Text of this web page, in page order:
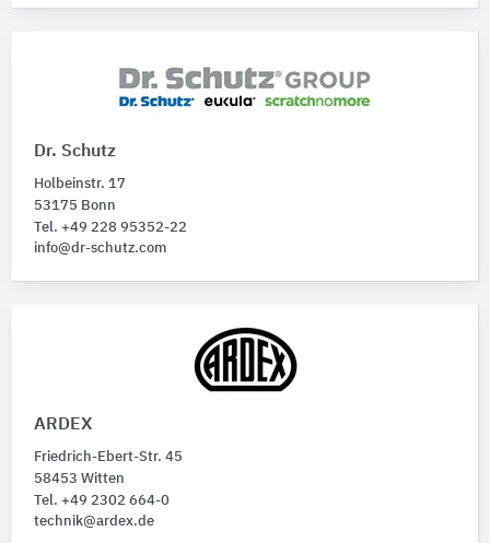
Dr. Schutz
Holbeinstr. 17
53175 Bonn
Tel. +49 228 95352-22
info@dr-schutz.com
ARDEX
Friedrich-Ebert-Str. 45
58453 Witten
Tel. +49 2302 664-0
technik@ardex.de